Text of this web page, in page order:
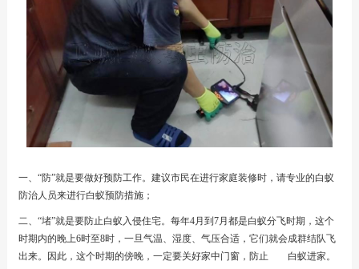
一、“防”就是要做好预防工作。建议市民在进行家庭装修时，请专业的白蚁
防治人员来进行白蚁预防措施；
二、“堵”就是要防止白蚁入侵住宅。每年4月到7月都是白蚁分飞时期，这个
时期内的晚上6时至8时，一旦气温、湿度、气压合适，它们就会成群结队飞
出来。因此，这个时期的傍晚，一定要关好家中门窗，防止 白蚁进家。